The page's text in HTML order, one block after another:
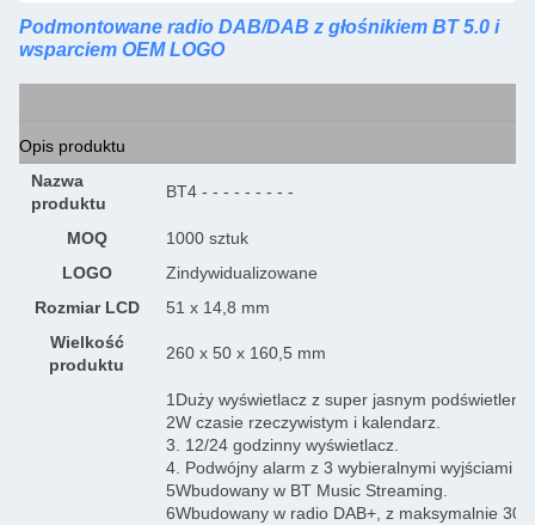
Podmontowane radio DAB/DAB z głośnikiem BT 5.0 i
wsparciem OEM LOGO
Opis produktu
Nazwa
produktu
BT4 - - - - - - - - -
MOQ
1000 sztuk
LOGO
Zindywidualizowane
Rozmiar LCD
51 x 14,8 mm
Wielkość
produktu
260 x 50 x 160,5 mm
1Duży wyświetlacz z super jasnym
2W czasie rzeczywistym i kalendarz.
3. 12/24 godzinny wyświetlacz.
4. Podwójny alarm z 3 wybieralnymi wyjściami
5Wbudowany w BT Music Streaming.
6Wbudowany w radio DAB+, z maksymalnie 30